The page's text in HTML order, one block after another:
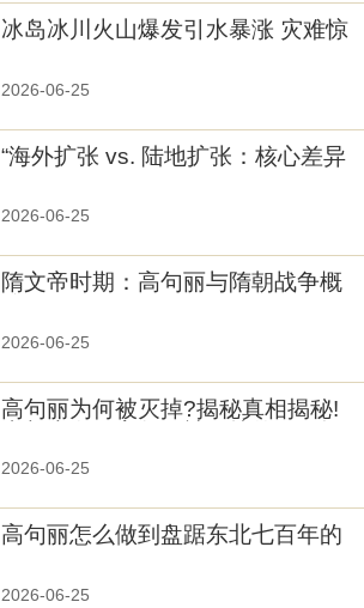
冰岛冰川火山爆发引水暴涨 灾难惊
2026-06-25
“海外扩张 vs. 陆地扩张：核心差异
2026-06-25
隋文帝时期：高句丽与隋朝战争概
2026-06-25
高句丽为何被灭掉?揭秘真相揭秘!
2026-06-25
高句丽怎么做到盘踞东北七百年的
2026-06-25